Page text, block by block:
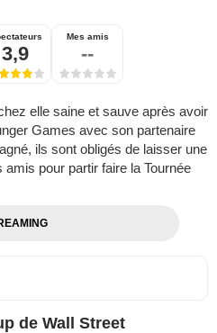
3,9
Mes amis
--
elle saine et sauve après avoir
Games avec son partenaire
ils sont obligés de laisser une
pour partir faire la Tournée
de Wall Street